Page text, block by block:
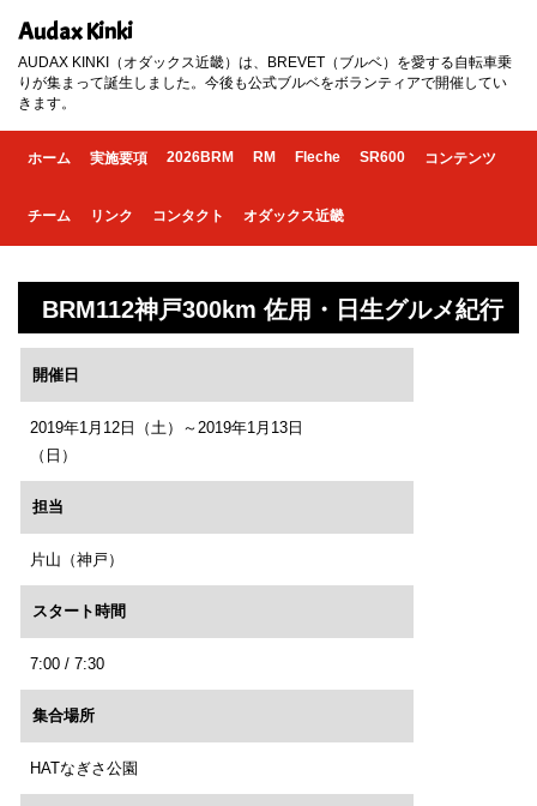
Audax Kinki
AUDAX KINKI（オダックス近畿）は、BREVET（ブルベ）を愛する自転車乗
りが集まって誕生しました。今後も公式ブルベをボランティアで開催してい
きます。
ホーム 実施要項 2026BRM RM Fleche SR600 コンテンツ
チーム リンク コンタクト オダックス近畿
BRM112神戸300km 佐用・日生グルメ紀行
開催日
2019年1月12日（土）～2019年1月13日
（日）
担当
片山（神戸）
スタート時間
7:00 / 7:30
集合場所
HATなぎさ公園